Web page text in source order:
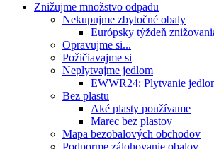
Znižujme množstvo odpadu
Nekupujme zbytočné obaly
Európsky týždeň
Opravujme si...
Požičiavajme si
Neplytvajme jedlom
EWWR24: Plytvanie
Bez plastu
Aké plasty používame
Marec bez plastov
Mapa bezobalových obchodov